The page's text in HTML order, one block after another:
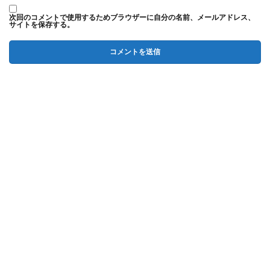
次回のコメントで使用するためブラウザーに自分の名前、メールアドレス、
サイトを保存する。